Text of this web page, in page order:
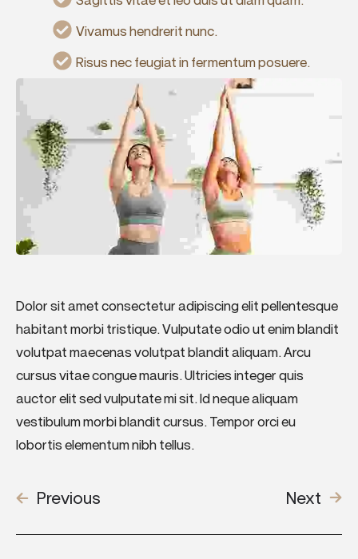
Vivamus hendrerit nunc.
Risus nec feugiat in fermentum posuere.
Dolor sit amet consectetur adipiscing elit pellentesque
habitant morbi tristique. Vulputate odio ut enim blandit
volutpat maecenas volutpat blandit aliquam. Arcu
cursus vitae congue mauris. Ultricies integer quis
auctor elit sed vulputate mi sit. Id neque aliquam
vestibulum morbi blandit cursus. Tempor orci eu
lobortis elementum nibh tellus.
Previous Next